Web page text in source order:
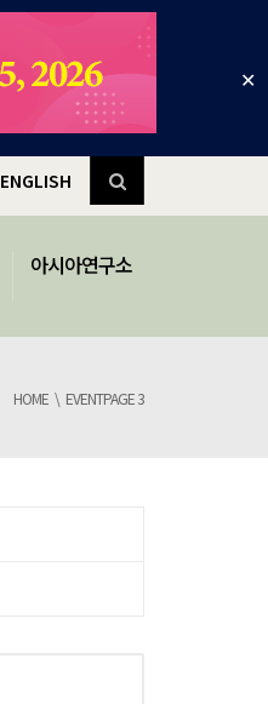
✕
ENGLISH
아시아연구소
HOME EVENTPAGE 3